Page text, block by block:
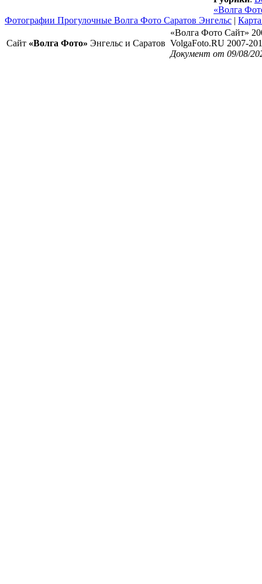
«Волга
Фотографии Прогулочные Волга Фото Саратов Энгельс |
Сайт «Волга Фото» Энгельс и Саратов
«Волга Фото Сайт»
VolgaFoto.RU 2007-
Документ от 09/08/